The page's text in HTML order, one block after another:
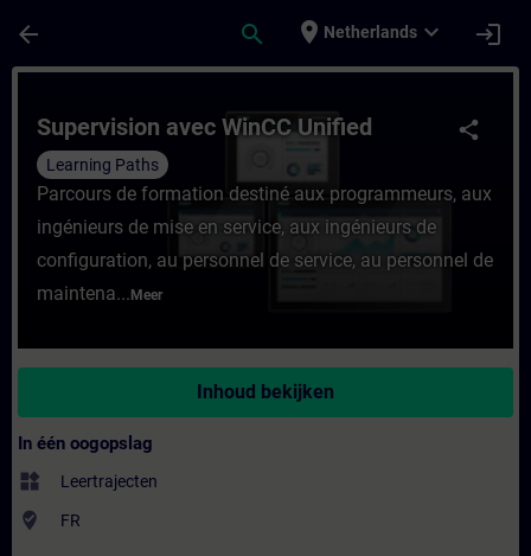
arrow_back search place Netherlands expand_more login
share
Supervision avec WinCC Unified
Learning Paths
Parcours de formation destiné aux programmeurs, aux
ingénieurs de mise en service, aux ingénieurs de
configuration, au personnel de service, au personnel de
maintena... Meer
Inhoud bekijken
In één oogopslag
widgets Leertrajecten
where_to_vote FR